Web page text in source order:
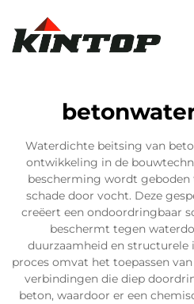
Waterdichte beitsing van
ontwikkeling in de
bescherming wordt
schade door vocht. Deze
creëert een ondoordringbaar
beschermt tegen
duurzaamheid en
proces omvat het toepassen
verbindingen die diep
beton, waardoor er een